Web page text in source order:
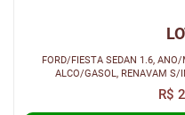
FORD/FIESTA SEDAN 1.6,
ALCO/GASOL, RENAVAM S/
R$